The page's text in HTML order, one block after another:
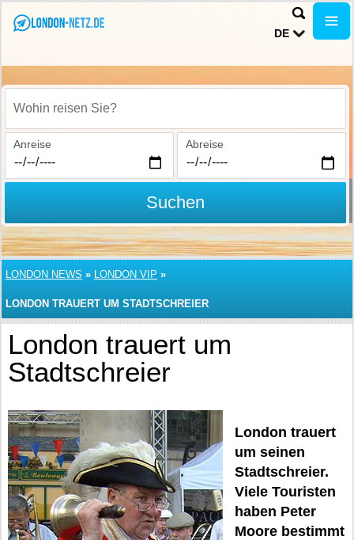
DE
Wohin reisen Sie?
Anreise Abreise
Suchen
LONDON NEWS » LONDON VIP »
LONDON TRAUERT UM STADTSCHREIER
London trauert um
Stadtschreier
London trauert
um seinen
Stadtschreier.
Viele Touristen
haben Peter
Moore bestimmt